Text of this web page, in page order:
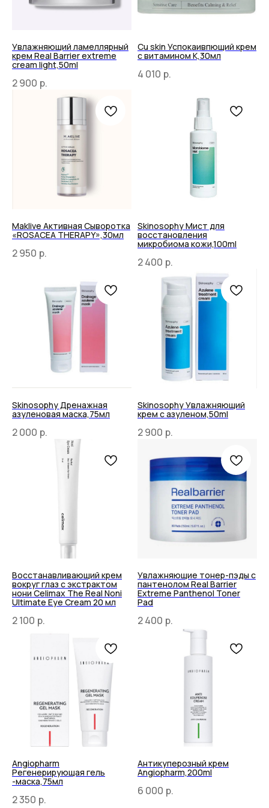
Увлажняющий ламеллярный
крем Real Barrier extreme
cream light,50ml
2 900 р.
Cu skin Успокаивпющий крем
с витамином К,30мл
4 010 р.
Maklive Активная Сыворотка
«ROSACEA THERAPY»,30мл
2 950 р.
Skinosophy Мист для
восстановления
микробиома кожи,100ml
2 400 р.
Skinosophy Дренажная
азуленовая маска,75мл
2 000 р.
Skinosophy Увлажняющий
крем с азуленом,50ml
2 900 р.
Восстанавливающий крем
вокруг глаз с экстрактом
нони Celimax The Real Noni
Ultimate Eye Cream 20 мл
2 100 р.
Увлажняющие тонер-пэды с
пантенолом Real Barrier
Extreme Panthenol Toner
Pad
2 400 р.
Angiopharm
Регенерирующая гель
-маска,75мл
2 350 р.
Антикуперозный крем
Angiopharm,200ml
6 000 р.